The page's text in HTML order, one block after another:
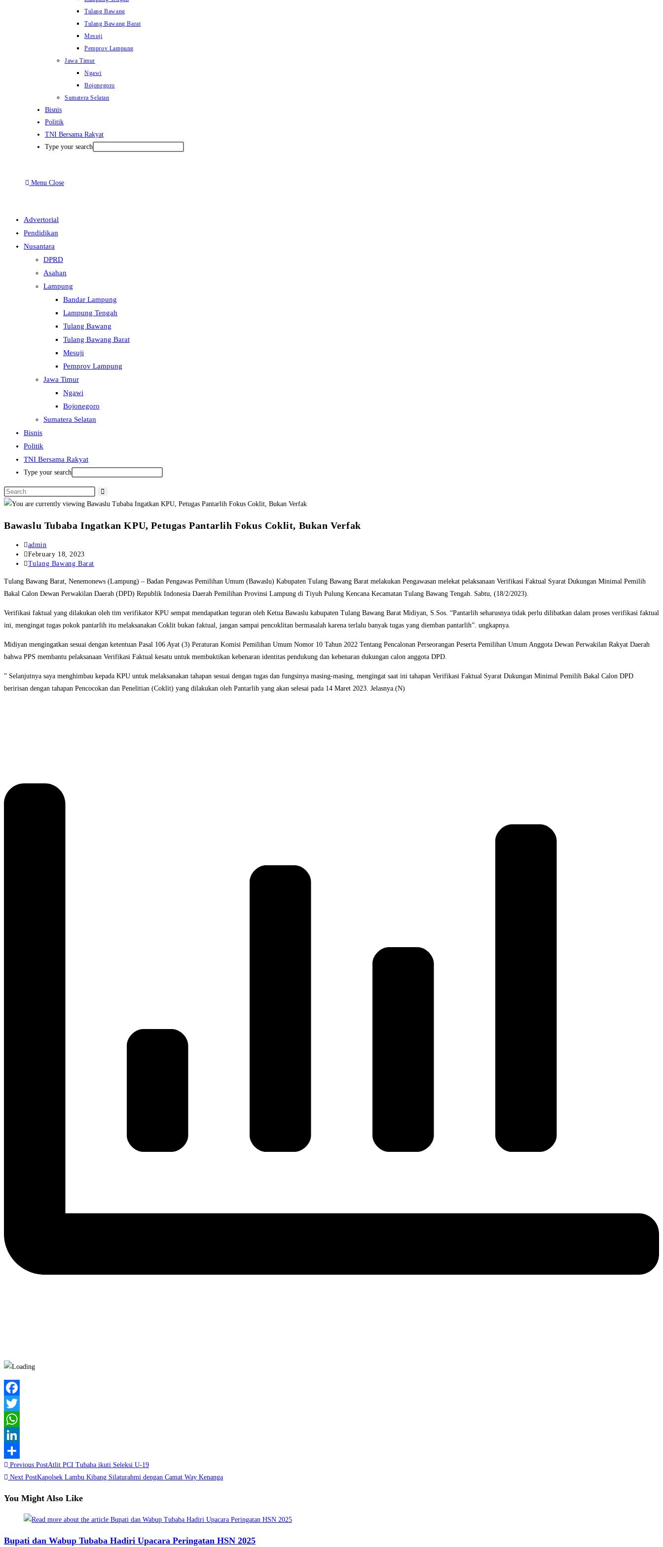
Tulang Bawang
Tulang Bawang Barat
Mesuji
Pemprov Lampung
Jawa Timur
Ngawi
Bojonegoro
Sumatera Selatan
Bisnis
Politik
TNI Bersama Rakyat
Type your search
Menu Close
Advertorial
Pendidikan
Nusantara
DPRD
Asahan
Lampung
Bandar Lampung
Lampung Tengah
Tulang Bawang
Tulang Bawang Barat
Mesuji
Pemprov Lampung
Jawa Timur
Ngawi
Bojonegoro
Sumatera Selatan
Bisnis
Politik
TNI Bersama Rakyat
Type your search
Bawaslu Tubaba Ingatkan KPU, Petugas Pantarlih Fokus Coklit, Bukan Verfak
Post
author:
admin
Post
published:
February 18, 2023
Post
Tulang Bawang Barat
Tulang Bawang Barat, Nenemonews (Lampung) – Badan Pengawas Pemilihan Umum (Bawaslu) Kabupaten Tulang Bawang Barat melakukan Pengawasan melekat pelaksanaan Verifikasi Faktual Syarat Dukungan Minimal Pemilih
Bakal Calon Dewan Perwakilan Daerah (DPD) Republik Indonesia Daerah Pemilihan Provinsi Lampung di Tiyuh Pulung Kencana Kecamatan Tulang Bawang Tengah. Sabtu, (18/2/2023).
Verifikasi faktual yang dilakukan oleh tim verifikator KPU sempat mendapatkan teguran oleh Ketua Bawaslu kabupaten Tulang Bawang Barat Midiyan, S.Sos. “Pantarlih seharusnya tidak perlu dilibatkan dalam proses verifikasi faktual
ini, mengingat tugas pokok pantarlih itu melaksanakan Coklit bukan faktual, jangan sampai pencoklitan bermasalah karena terlalu banyak tugas yang diemban pantarlih”. ungkapnya.
Midiyan mengingatkan sesuai dengan ketentuan Pasal 106 Ayat (3) Peraturan Komisi Pemilihan Umum Nomor 10 Tahun 2022 Tentang Pencalonan Perseorangan Peserta Pemilihan Umum Anggota Dewan Perwakilan Rakyat Daerah
bahwa PPS membantu pelaksanaan Verifikasi Faktual kesatu untuk membuktikan kebenaran identitas pendukung dan kebenaran dukungan calon anggota DPD.
” Selanjutnya saya menghimbau kepada KPU untuk melaksanakan tahapan sesuai dengan tugas dan fungsinya masing-masing, mengingat saat ini tahapan Verifikasi Faktual Syarat Dukungan Minimal Pemilih Bakal Calon DPD
beririsan dengan tahapan Pencocokan dan Penelitian (Coklit) yang dilakukan oleh Pantarlih yang akan selesai pada 14 Maret 2023. Jelasnya.(N)
Facebook
Twitter
WhatsApp
LinkedIn
Share
Read
more
articles
Previous PostAtlit PCI Tubaba ikuti Seleksi U-19
Next PostKapolsek Lambu Kibang Silaturahmi dengan Camat Way Kenanga
You Might Also Like
Bupati dan Wabup Tubaba Hadiri Upacara Peringatan HSN 2025